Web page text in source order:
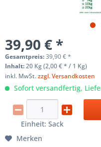
39,90 € *
Gesamtpreis:39,90€*
Inhalt:20 Kg (2,00 € * / 1 Kg)
inkl. MwSt.zzgl. Versandkosten
Sofort versandfertig,
Einheit: Sack
Merken